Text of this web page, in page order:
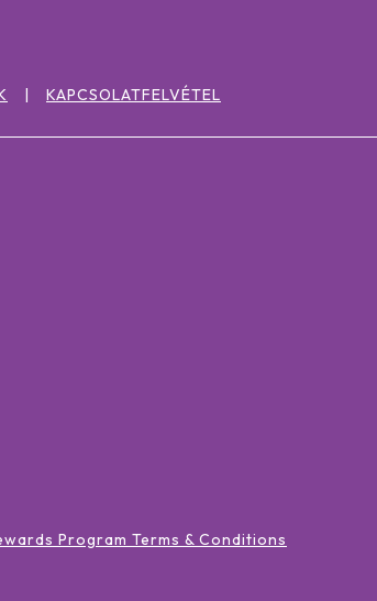
KAPCSOLATFELVÉTEL
Program Terms & Conditions